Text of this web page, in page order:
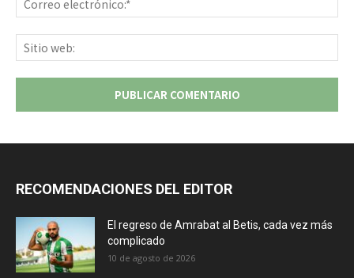
RECOMENDACIONES DEL EDITOR
El regreso de Amrabat al Betis, cada vez más
complicado
10 de agosto de 2026